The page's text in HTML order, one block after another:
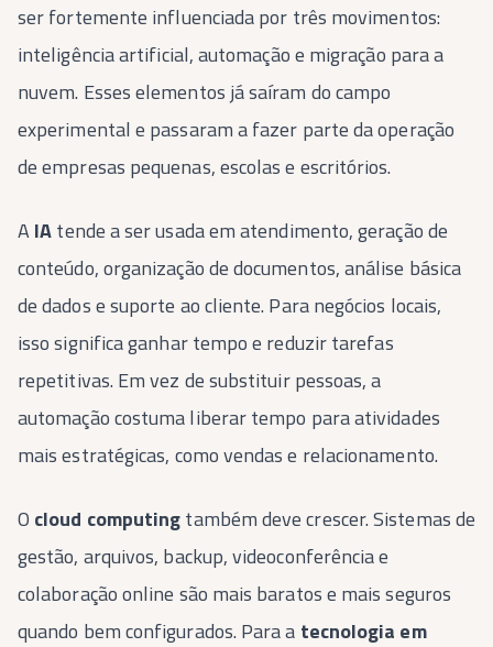
ser fortemente influenciada por três movimentos:
inteligência artificial, automação e migração para a
nuvem. Esses elementos já saíram do campo
experimental e passaram a fazer parte da operação
de empresas pequenas, escolas e escritórios.
AIAtende a ser usada em atendimento, geração de
conteúdo, organização de documentos, análise básica
de dados e suporte ao cliente. Para negócios locais,
isso significa ganhar tempo e reduzir tarefas
repetitivas. Em vez de substituir pessoas, a
automação costuma liberar tempo para atividades
mais estratégicas, como vendas e relacionamento.
O cloud computingtambém deve crescer. Sistemas de
gestão, arquivos, backup, videoconferência e
colaboração online são mais baratos e mais seguros
quando bem configurados. Para a tecnologia em